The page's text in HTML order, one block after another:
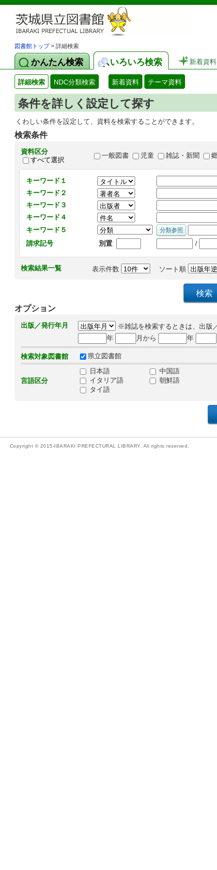
図書館トップ> 詳細検索
かんたん検索 いろいろ検索 新着資料
詳細検索 NDC分類検索 新着資料 テーマ資料
条件を詳しく設定して探す
くわしい条件を設定して、資料を検索することができます。
検索条件
資料区分
すべて選択
一般図書 児童 雑誌・新聞
キーワード１
キーワード２
キーワード３
キーワード４
キーワード５
請求記号
別置 /
検索結果一覧 表示件数 ソート順
オプション
出版／発行年月
※雑誌を検索するときは、出版
年
月から 年
検索対象図書館 県立図書館
言語区分
日本語
中国語
イタリア語
朝鮮語
タイ語
Copyright © 2015-IBARAKI PREFECTURAL LIBRARY. All rights reserved.